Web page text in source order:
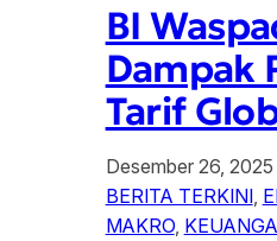
BI
Dampak
Tarif
Desember 26, 2025
BERITA TERKINI,
MAKRO,